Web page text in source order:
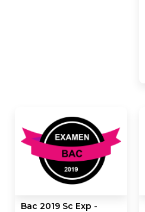
Bac 2019 Sc Exp -